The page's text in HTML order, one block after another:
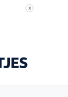
X